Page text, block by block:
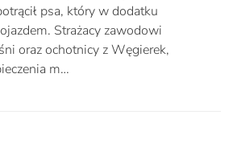
psa, który w dodatku
Strażacy zawodowi
oraz ochotnicy z Węgierek,
m…